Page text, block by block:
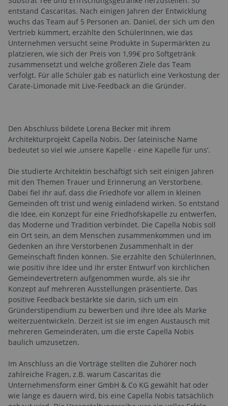
entstand Cascaritas. Nach einigen Jahren der Entwicklung
wuchs das Team auf 5 Personen an. Daniel, der sich um den
Vertrieb kümmert, erzählte den SchülerInnen, wie das
Unternehmen versucht seine Produkte in Supermärkten zu
platzieren, wie sich der Preis von 1,99€ pro Softgetränk
zusammensetzt und welche größeren Ziele das Team
verfolgt. Für alle Schüler gab es natürlich eine Verkostung der
Carate-Limonade mit Live-Feedback an die Gründer.
Den Abschluss bildete Lorena Becker mit ihrem
Architekturprojekt Capella Nobis. Der lateinische Name
bedeutet so viel wie ‚unsere Kapelle - eine Kapelle für uns‘.
Die studierte Architektin beschäftigt sich seit einigen Jahren
mit den Themen Trauer und Erinnerung an Verstorbene.
Dabei fiel ihr auf, dass die Friedhöfe vor allem in kleinen
Gemeinden oft trist und wenig einladend wirken. So entstand
die Idee, ein Konzept für eine Friedhofskapelle zu entwerfen,
das Moderne und Tradition verbindet. Die Capella Nobis soll
ein Ort sein, an dem Menschen zusammenkommen und im
Gedenken an ihre Verstorbenen Zusammenhalt in der
Gemeinschaft finden können. Sie erzählte den SchülerInnen,
wie positiv ihre Idee und ihr erster Entwurf von kirchlichen
Gemeindevertretern aufgenommen wurde, als sie ihr
Konzept auf mehreren Ausstellungen präsentierte. Das
positive Feedback bestärkte sie darin, sich um ein
Gründerstipendium zu bewerben und ihre Idee als Marke
weiterzuentwickeln. Derzeit ist sie im engen Austausch mit
mehreren Gemeinderäten, um die erste Capella Nobis
baulich umzusetzen.
Im Anschluss an die Vorträge stellten die Zuhörer noch
zahlreiche Fragen, z.B. warum Cascaritas die
Unternehmensform einer GmbH & Co KG gewählt hat oder
wie lange es dauern wird, bis eine Capella Nobis tatsächlich